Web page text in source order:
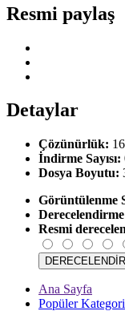
Resmi paylaş
Detaylar
Çözünürlük:
İndirme Sayısı:
Dosya Boyutu:
Görüntülenme
Resmi
Ana Sayfa
Popüler